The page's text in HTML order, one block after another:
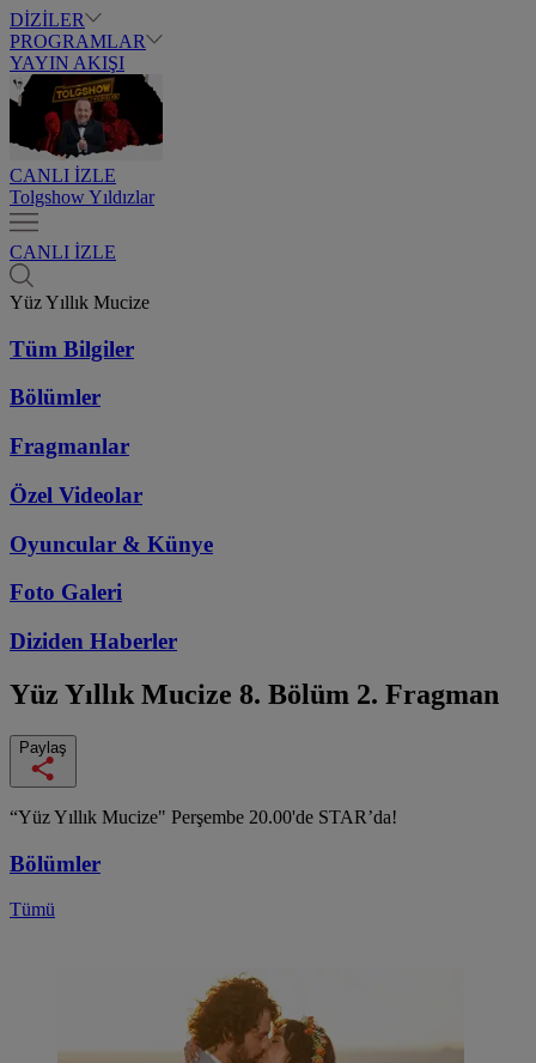
DİZİLER
PROGRAMLAR
YAYIN AKIŞI
CANLI İZLE
Tolgshow Yıldızlar
CANLI İZLE
Yüz Yıllık Mucize
Tüm Bilgiler
Bölümler
Fragmanlar
Özel Videolar
Oyuncular & Künye
Foto Galeri
Diziden Haberler
Yüz Yıllık Mucize 8. Bölüm 2. Fragman
Paylaş
“Yüz Yıllık Mucize" Perşembe 20.00'de STAR’da!
Bölümler
Tümü